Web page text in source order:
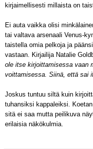
kirjaimellisesti millaista on
Ei auta vaikka olisi
tai valtava arsenaali Venus-
taistella omia pelkoja ja
vastaan. Kirjailija Natalie
ole itse kirjoittamisessa vaan
voittamisessa. Siinä, että sai
Joskus tuntuu siltä kuin
tuhansiksi kappaleiksi.
sitä ei saa mutta peilikuva
erilaisia näkökulmia.